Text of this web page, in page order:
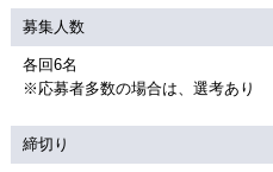
募集人数
各回6名
※応募者多数の場合は、選考あり
締切り